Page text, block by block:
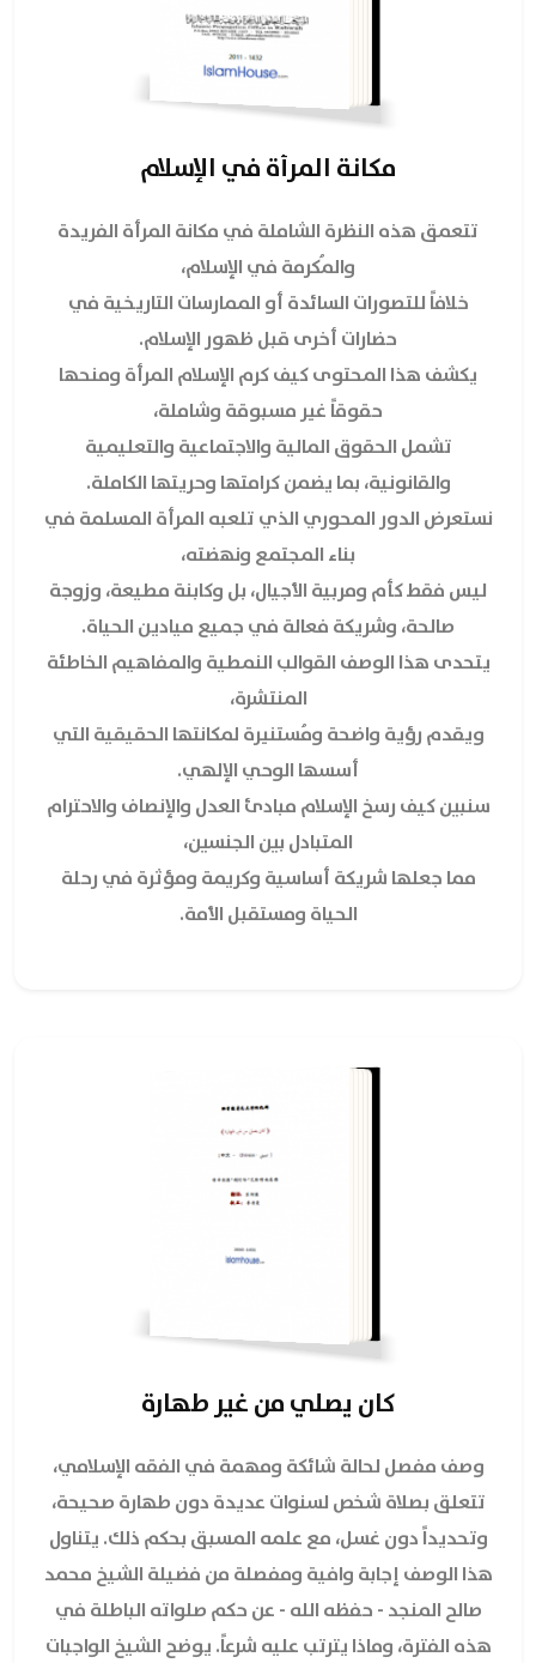
مكانة المرأة في الإسلام
تتعمق هذه النظرة الشاملة في مكانة المرأة الفريدة
والمُكرمة في الإسلام،
خلافاً للتصورات السائدة أو الممارسات التاريخية في
حضارات أخرى قبل ظهور الإسلام.
يكشف هذا المحتوى كيف كرم الإسلام المرأة ومنحها
حقوقاً غير مسبوقة وشاملة،
تشمل الحقوق المالية والاجتماعية والتعليمية
والقانونية، بما يضمن كرامتها وحريتها الكاملة.
نستعرض الدور المحوري الذي تلعبه المرأة المسلمة في
بناء المجتمع ونهضته،
ليس فقط كأم ومربية الأجيال، بل وكابنة مطيعة، وزوجة
صالحة، وشريكة فعالة في جميع ميادين الحياة.
يتحدى هذا الوصف القوالب النمطية والمفاهيم الخاطئة
المنتشرة،
ويقدم رؤية واضحة ومُستنيرة لمكانتها الحقيقية التي
أسسها الوحي الإلهي.
سنبين كيف رسخ الإسلام مبادئ العدل والإنصاف والاحترام
المتبادل بين الجنسين،
مما جعلها شريكة أساسية وكريمة ومؤثرة في رحلة
الحياة ومستقبل الأمة.
كان يصلي من غير طهارة
وصف مفصل لحالة شائكة ومهمة في الفقه الإسلامي،
تتعلق بصلاة شخص لسنوات عديدة دون طهارة صحيحة،
وتحديداً دون غسل، مع علمه المسبق بحكم ذلك. يتناول
هذا الوصف إجابة وافية ومفصلة من فضيلة الشيخ محمد
صالح المنجد - حفظه الله - عن حكم صلواته الباطلة في
هذه الفترة، وماذا يترتب عليه شرعاً. يوضح الشيخ الواجبات